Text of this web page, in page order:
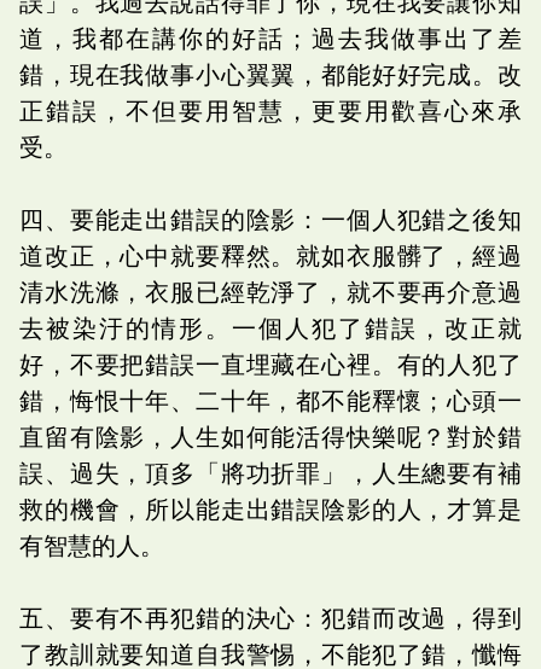
道，我都在講你的好話；過去我做事出了差
錯，現在我做事小心翼翼，都能好好完成。改
正錯誤，不但要用智慧，更要用歡喜心來承
受。
四、要能走出錯誤的陰影：一個人犯錯之後知
道改正，心中就要釋然。就如衣服髒了，經過
清水洗滌，衣服已經乾淨了，就不要再介意過
去被染汙的情形。一個人犯了錯誤，改正就
好，不要把錯誤一直埋藏在心裡。有的人犯了
錯，悔恨十年、二十年，都不能釋懷；心頭一
直留有陰影，人生如何能活得快樂呢？對於錯
誤、過失，頂多「將功折罪」，人生總要有補
救的機會，所以能走出錯誤陰影的人，才算是
有智慧的人。
五、要有不再犯錯的決心：犯錯而改過，得到
了教訓就要知道自我警惕，不能犯了錯，懺悔